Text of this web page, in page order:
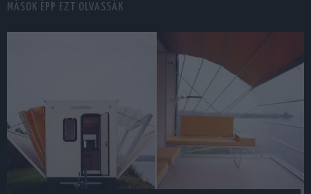
MÁSOK ÉPP EZT OLVASSÁK